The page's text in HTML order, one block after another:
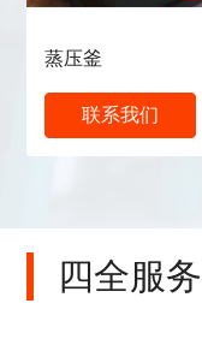
蒸压釜
联系我们
四全服